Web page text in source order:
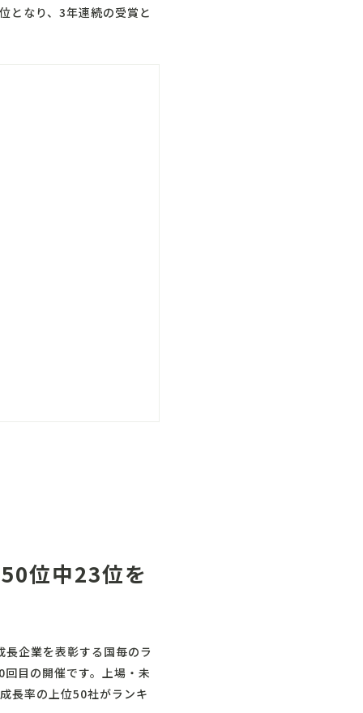
となり、3年連続の受賞と
位中23位を
企業を表彰する国毎のラ
目の開催です。上場・未
長率の上位50社がランキ